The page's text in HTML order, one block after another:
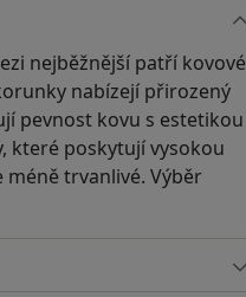
nejběžnější patří kovové
nabízejí přirozený
pevnost kovu s estetikou
které poskytují vysokou
trvanlivé. Výběr